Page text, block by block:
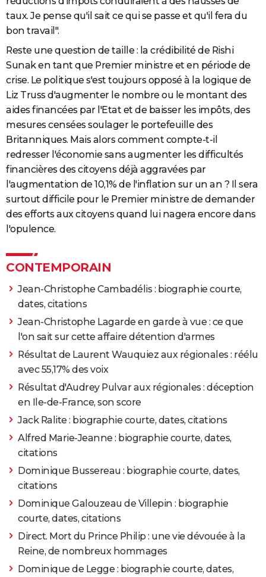
taux. Je pense qu'il sait ce qui se passe et qu'il fera du
bon travail".
Reste une question de taille : la crédibilité de Rishi
Sunak en tant que Premier ministre et en période de
crise. Le politique s'est toujours opposé à la logique de
Liz Truss d'augmenter le nombre ou le montant des
aides financées par l'Etat et de baisser les impôts, des
mesures censées soulager le portefeuille des
Britanniques. Mais alors comment compte-t-il
redresser l'économie sans augmenter les difficultés
financières des citoyens déjà aggravées par
l'augmentation de 10,1% de l'inflation sur un an ? Il sera
surtout difficile pour le Premier ministre de demander
des efforts aux citoyens quand lui nagera encore dans
l'opulence.
CONTEMPORAIN
Jean-Christophe Cambadélis : biographie courte,
dates, citations
Jean-Christophe Lagarde en garde à vue : ce que
l'on sait sur cette affaire détention d'armes
Résultat de Laurent Wauquiez aux régionales : réélu
avec 55,17% des voix
Résultat d'Audrey Pulvar aux régionales : déception
en Ile-de-France, son score
Jack Ralite : biographie courte, dates, citations
Alfred Marie-Jeanne : biographie courte, dates,
citations
Dominique Bussereau : biographie courte, dates,
citations
Dominique Galouzeau de Villepin : biographie
courte, dates, citations
Direct. Mort du Prince Philip : une vie dévouée à la
Reine, de nombreux hommages
Dominique de Legge : biographie courte, dates,